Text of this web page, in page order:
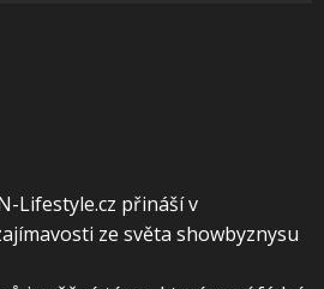
Lifestyle.cz přináší v
ze světa showbyznysu